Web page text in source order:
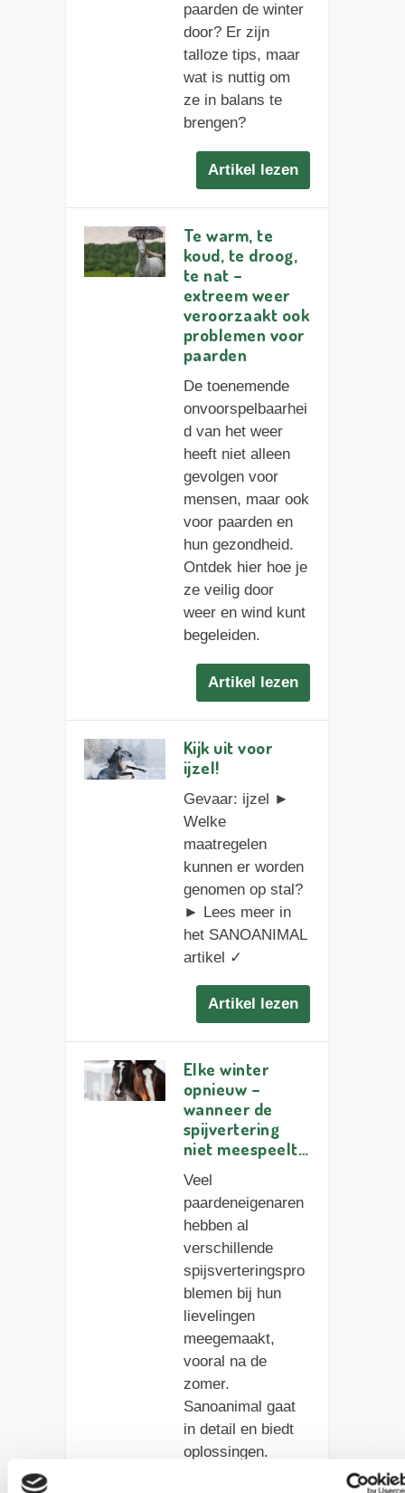
paarden de winter
door? Er zijn
talloze tips, maar
wat is nuttig om
ze in balans te
brengen?
Artikel lezen
Te warm, te
koud, te droog,
te nat –
extreem weer
veroorzaakt ook
problemen voor
paarden
De toenemende
onvoorspelbaarhei
d van het weer
heeft niet alleen
gevolgen voor
mensen, maar ook
voor paarden en
hun gezondheid.
Ontdek hier hoe je
ze veilig door
weer en wind kunt
begeleiden.
Artikel lezen
Kijk uit voor
ijzel!
Gevaar: ijzel ►
Welke
maatregelen
kunnen er worden
genomen op stal?
► Lees meer in
het SANOANIMAL
artikel ✓
Artikel lezen
Elke winter
opnieuw –
wanneer de
spijvertering
niet meespeelt…
Veel
paardeneigenaren
hebben al
verschillende
spijsverteringspro
blemen bij hun
lievelingen
meegemaakt,
vooral na de
zomer.
Sanoanimal gaat
in detail en biedt
oplossingen.